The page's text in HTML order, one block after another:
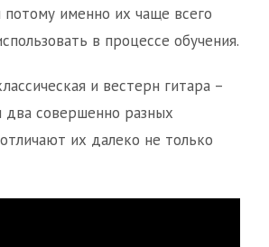
потому именно их чаще всего
в процессе обучения.
и вестерн гитара –
два совершенно разных
их далеко не только